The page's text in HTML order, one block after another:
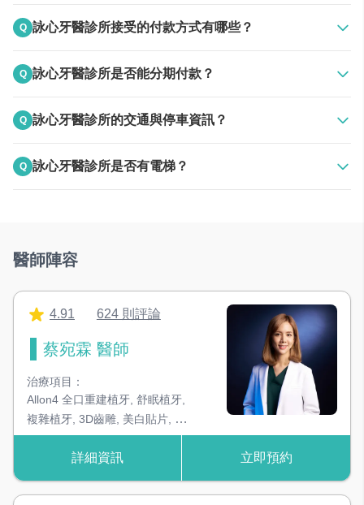
提供飲水設備，解決候診飲水需求
攝影空間
＃設備類別
器械消毒鍋
高溫高壓蒸氣滅菌鍋，確保器械安全性
超音波洗淨機
器械無菌管袋封口機
Q 詠心牙醫診所接受的付款方式有哪些？
Q 詠心牙醫診所是否能分期付款？
https://www.zingala.com/introzingala
Q 詠心牙醫診所的交通與停車資訊？
收費路邊停車格
Q 詠心牙醫診所是否有電梯？
醫師陣容
4.91 624 則評論
蔡宛霖 醫師
治療項目：
Allon4 全口重建植牙 舒眠植牙
複雜植牙 3D齒雕 美白貼片
美
容牙科,雷射牙周治療
詳細資訊 立即預約